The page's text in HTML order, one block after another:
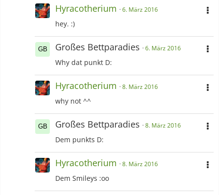
Hyracotherium 6. März 2016
hey. :)
Großes Bettparadies 6. März 2016
Why dat punkt D:
Hyracotherium 8. März 2016
why not ^^
Großes Bettparadies 8. März 2016
Dem punkts D:
Hyracotherium 8. März 2016
Dem Smileys :oo